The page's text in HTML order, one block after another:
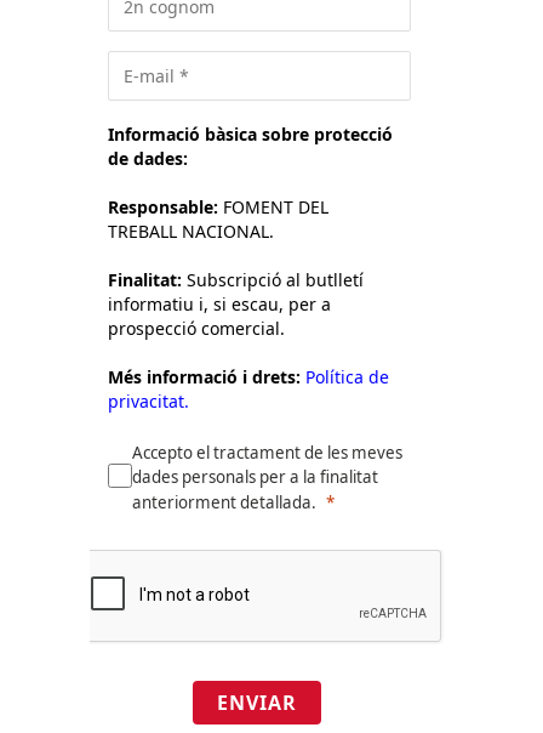
Informació bàsica sobre protecció
de dades:
Responsable: FOMENT DEL
TREBALL NACIONAL.
Finalitat: Subscripció al butlletí
informatiu i, si escau, per a
prospecció comercial.
Més informació i drets: Política de
privacitat.
Accepto el tractament de les meves
dades personals per a la finalitat
anteriorment detallada.
ENVIAR